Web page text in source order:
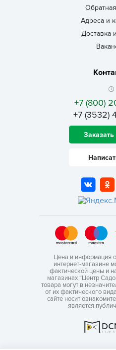
Адреса и
Доставка
+7 (800)
+7 (3532)
Заказать
Цена и информация
интернет-магазине
фактической цены и
магазинах “Центр
товара могут в
от их фактического
сайте носит
является